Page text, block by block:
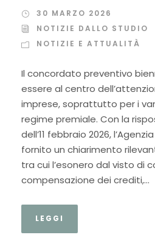
30 MARZO 2026
NOTIZIE DALLO STUDIO
NOTIZIE E ATTUALITÀ
Il concordato preventivo
essere al centro
imprese, soprattutto per i
regime premiale. Con la
dell’11 febbraio 2026,
fornito un chiarimento
tra cui l’esonero dal visto di
compensazione dei crediti,...
LEGGI